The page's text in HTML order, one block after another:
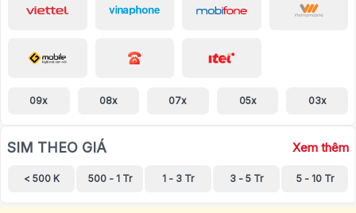
09x 08x 07x 05x 03x
SIM THEO GIÁ Xem thêm
< 500 K 500 - 1 Tr 1 - 3 Tr 3 - 5 Tr 5 - 10 Tr